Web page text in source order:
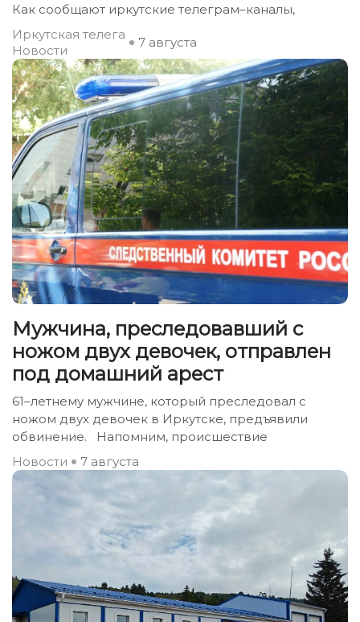
Как сообщают иркутские телеграм–каналы,
Иркутская телега
Новости
7 августа
Мужчина, преследовавший с
ножом двух девочек, отправлен
под домашний арест
61–летнему мужчине, который преследовал с
ножом двух девочек в Иркутске, предъявили
обвинение. Напомним, происшествие
Новости
7 августа